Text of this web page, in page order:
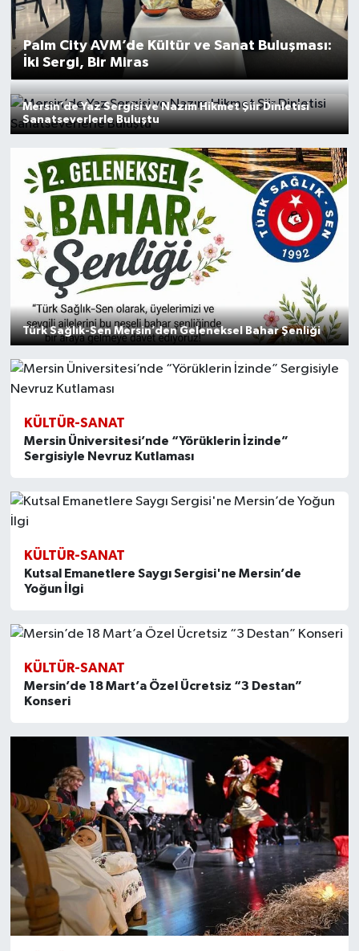
Palm City AVM’de Kültür ve Sanat Buluşması:
İki Sergi, Bir Miras
Mersin’de Yaz Sergisi ve Nazım Hikmet Şiir Dinletisi
Sanatseverlerle Buluştu
Türk Sağlık-Sen Mersin’den Geleneksel Bahar Şenliği
KÜLTÜR-SANAT
Mersin Üniversitesi’nde “Yörüklerin İzinde”
Sergisiyle Nevruz Kutlaması
KÜLTÜR-SANAT
Kutsal Emanetlere Saygı Sergisi'ne Mersin’de
Yoğun İlgi
KÜLTÜR-SANAT
Mersin’de 18 Mart’a Özel Ücretsiz “3 Destan”
Konseri
Resmi İlan
Sağlık
Siyaset
Yaşam